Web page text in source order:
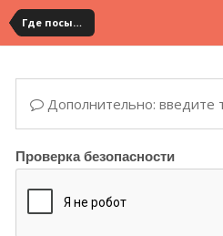
Где посылка?
Дополнительно: введите
Проверка безопасности